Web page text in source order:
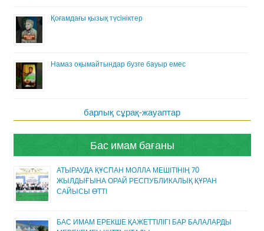
Қоғамдағы қызық түсініктер
Намаз оқымайтындар бузге бауыр емес
барлық сұрақ-жауаптар
Бас имам бағаны
АТЫРАУДА ҚҰСПАН МОЛЛА МЕШІТІНІҢ 70
ЖЫЛДЫҒЫНА ОРАЙ РЕСПУБЛИКАЛЫҚ ҚҰРАН
САЙЫСЫ ӨТТІ
БАС ИМАМ ЕРЕКШЕ ҚАЖЕТТІЛІГІ БАР БАЛАЛАРДЫ